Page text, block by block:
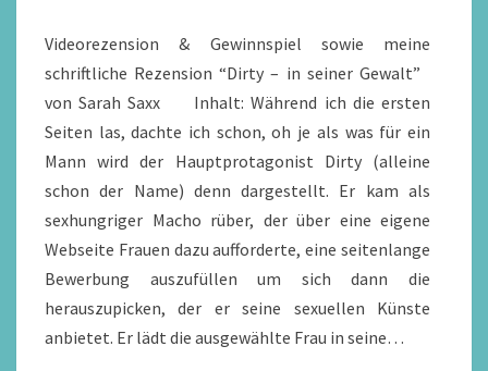
Videorezension & Gewinnspiel sowie meine
schriftliche Rezension “Dirty – in seiner Gewalt”
von Sarah Saxx Inhalt: Während ich die ersten
Seiten las, dachte ich schon, oh je als was für ein
Mann wird der Hauptprotagonist Dirty (alleine
schon der Name) denn dargestellt. Er kam als
sexhungriger Macho rüber, der über eine eigene
Webseite Frauen dazu aufforderte, eine seitenlange
Bewerbung auszufüllen um sich dann die
herauszupicken, der er seine sexuellen Künste
anbietet. Er lädt die ausgewählte Frau in seine…